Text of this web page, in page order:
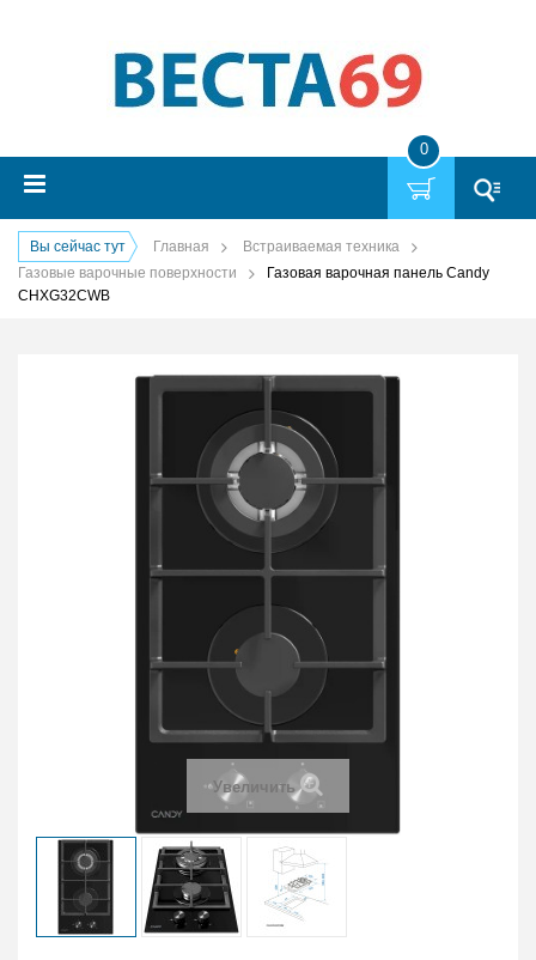
0
Вы сейчас тут Главная
Встраиваемая техника
Газовые варочные поверхности
Газовая варочная панель Candy
CHXG32CWB
Увеличить